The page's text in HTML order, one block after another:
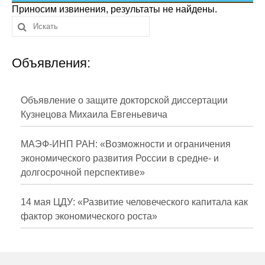
Сотрудники
Отчетность
Противодействие коррупции
Публикации
Научная жизнь
Издания
Проблемы прогнозирования
О журнале
Приносим извинения, результаты не найдены.
Объявления:
Объявление о защите докторской диссертации
Кузнецова Михаила Евгеньевича
МАЭФ-ИНП РАН: «Возможности и ограничения
экономического развития России в средне- и
долгосрочной перспективе»
14 мая ЦДУ: «Развитие человеческого капитала как
фактор экономического роста»